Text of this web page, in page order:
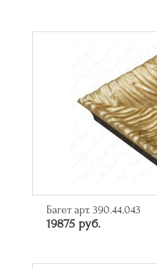
Багет арт. 390.44.043
19875 руб.